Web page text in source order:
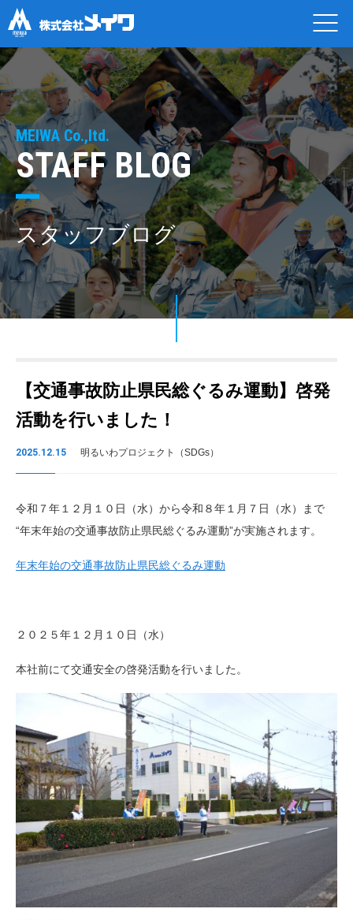
MEIWA Co.,ltd.
STAFF BLOG
スタッフブログ
【交通事故防止県民総ぐるみ運動】啓発
活動を行いました！
2025.12.15 明るいわプロジェクト（SDGs）
令和７年１２月１０日（水）から令和８年１月７日（水）まで
“年末年始の交通事故防止県民総ぐるみ運動”が実施されます。
年末年始の交通事故防止県民総ぐるみ運動
２０２５年１２月１０日（水）
本社前にて交通安全の啓発活動を行いました。